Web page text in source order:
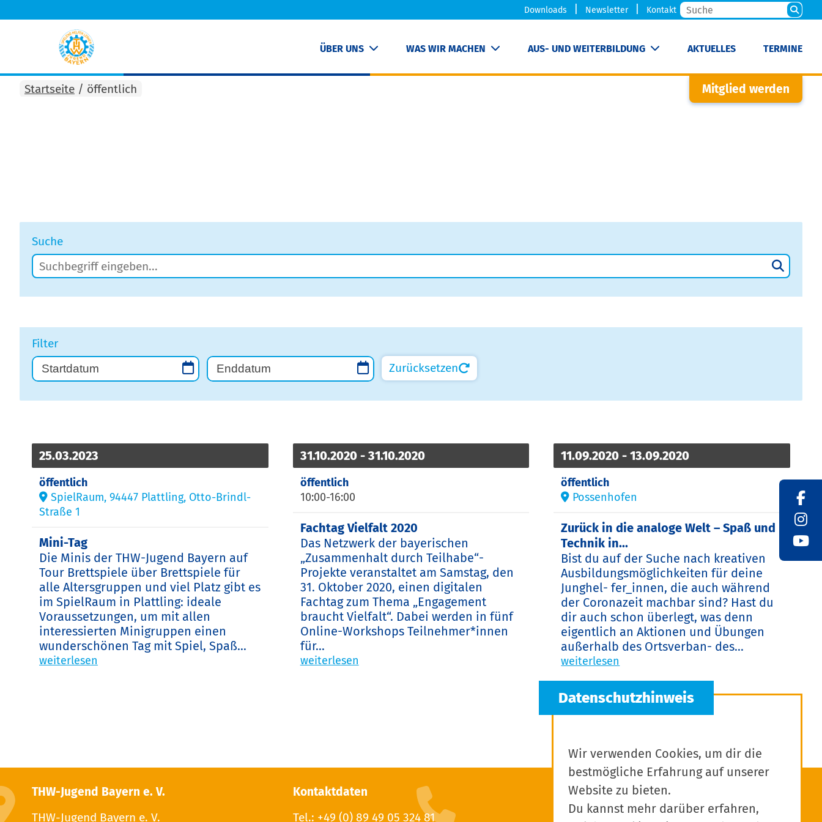
Downloads Newsletter Kontakt
ÜBER UNS WAS WIR MACHEN AUS- UND WEITERBILDUNG AKTUELLES TERMINE
Mitglied werden
Startseite / öffentlich
Suche
Filter
Zurücksetzen
25.03.2023
öffentlich
SpielRaum, 94447 Plattling, Otto-Brindl-
Straße 1
Mini-Tag
Die Minis der THW-Jugend Bayern auf
Tour Brettspiele über Brettspiele für
alle Altersgruppen und viel Platz gibt es
im SpielRaum in Plattling: ideale
Voraussetzungen, um mit allen
interessierten Minigruppen einen
wunderschönen Tag mit Spiel, Spaß...
weiterlesen
31.10.2020 - 31.10.2020
öffentlich
10:00-16:00
Fachtag Vielfalt 2020
Das Netzwerk der bayerischen
„Zusammenhalt durch Teilhabe“-
Projekte veranstaltet am Samstag, den
31. Oktober 2020, einen digitalen
Fachtag zum Thema „Engagement
braucht Vielfalt“. Dabei werden in fünf
Online-Workshops Teilnehmer*innen
für...
weiterlesen
11.09.2020 - 13.09.2020
öffentlich
Possenhofen
Zurück in die analoge Welt – Spaß und
Technik in...
Bist du auf der Suche nach kreativen
Ausbildungsmöglichkeiten für deine
Junghel- fer_innen, die auch während
der Coronazeit machbar sind? Hast du
dir auch schon überlegt, was denn
eigentlich an Aktionen und Übungen
außerhalb des Ortsverban- des...
weiterlesen
THW-Jugend Bayern e. V.
THW-Jugend Bayern e. V.
Kontaktdaten
Tel.: +49 (0) 89 49 05 324 81
Wir verwenden Cookies, um dir die
bestmögliche Erfahrung auf unserer
Website zu bieten.
Du kannst mehr darüber erfahren,